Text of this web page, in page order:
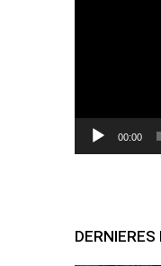
00:00
DERNIERES